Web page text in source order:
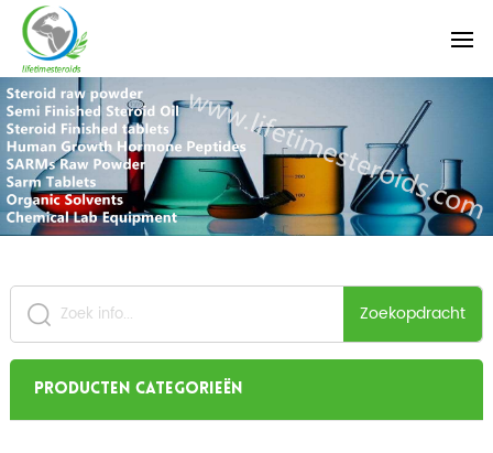
Zoekopdracht
Producten categorieën